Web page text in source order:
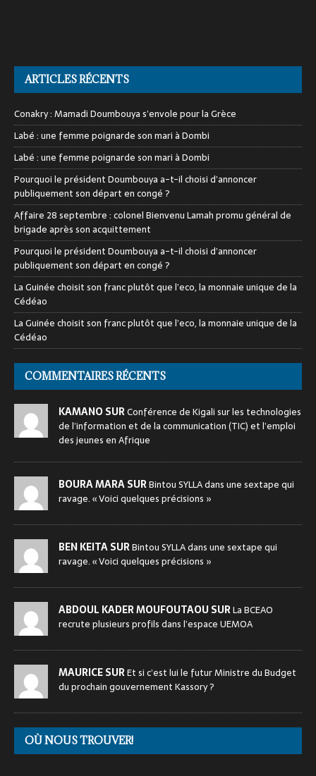
ARTICLES RÉCENTS
Conakry : Mamadi Doumbouya s’envole pour la Grèce
Labé : une femme poignarde son mari à Dombi
Labé : une femme poignarde son mari à Dombi
Pourquoi le président Doumbouya a-t-il choisi d’annoncer
publiquement son départ en congé ?
Affaire 28 septembre : colonel Bienvenu Lamah promu général de
brigade après son acquittement
Pourquoi le président Doumbouya a-t-il choisi d’annoncer
publiquement son départ en congé ?
La Guinée choisit son franc plutôt que l’eco, la monnaie unique de la
Cédéao
La Guinée choisit son franc plutôt que l’eco, la monnaie unique de la
Cédéao
COMMENTAIRES RÉCENTS
KAMANO SURConférence de Kigali sur les technologies
de l’information et de la communication (TIC) et l’emploi
des jeunes en Afrique
BOURA MARA SURBintou SYLLA dans une sextape qui
ravage. « Voici quelques précisions »
BEN KEITA SURBintou SYLLA dans une sextape qui
ravage. « Voici quelques précisions »
ABDOUL KADER MOUFOUTAOU SURLa BCEAO
recrute plusieurs profils dans l’espace UEMOA
MAURICE SUREt si c’est lui le futur Ministre du Budget
du prochain gouvernement Kassory ?
OÙ NOUS TROUVER!